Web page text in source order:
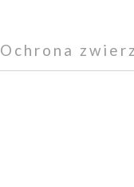
Ochrona